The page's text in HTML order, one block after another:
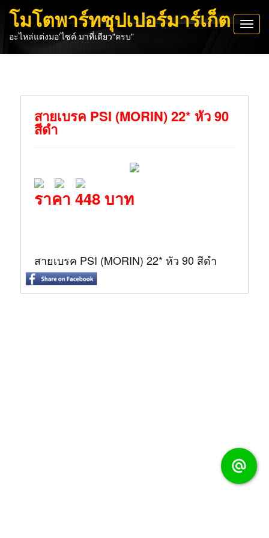
โมโตพาร์ทซุปเปอร์มาร์เก็ต
อะไหล่แต่งมอ'ไซค์ มาที่เดียว"ครบ"
สายเบรค PSI (MORIN) 22* หัว 90
สีดำ
ราคา 448 บาท
สายเบรค PSI (MORIN) 22* หัว 90 สีดำ